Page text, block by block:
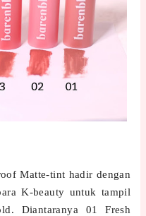
Matte-tint hadir dengan
K-beauty untuk tampil
Diantaranya 01 Fresh